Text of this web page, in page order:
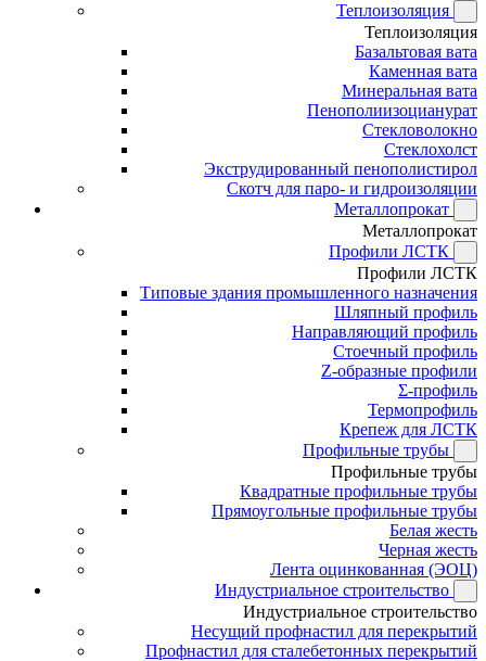
Теплоизоляция
Теплоизоляция
Базальтовая вата
Каменная вата
Минеральная вата
Пенополиизоцианурат
Стекловолокно
Стеклохолст
Экструдированный пенополистирол
Скотч для паро- и гидроизоляции
Металлопрокат
Металлопрокат
Профили ЛСТК
Профили ЛСТК
Типовые здания промышленного назначения
Шляпный профиль
Направляющий профиль
Стоечный профиль
Z-образные профили
Σ-профиль
Термопрофиль
Крепеж для ЛСТК
Профильные трубы
Профильные трубы
Квадратные профильные трубы
Прямоугольные профильные трубы
Белая жесть
Черная жесть
Лента оцинкованная (ЭОЦ)
Индустриальное строительство
Индустриальное строительство
Несущий профнастил для перекрытий
Профнастил для сталебетонных перекрытий